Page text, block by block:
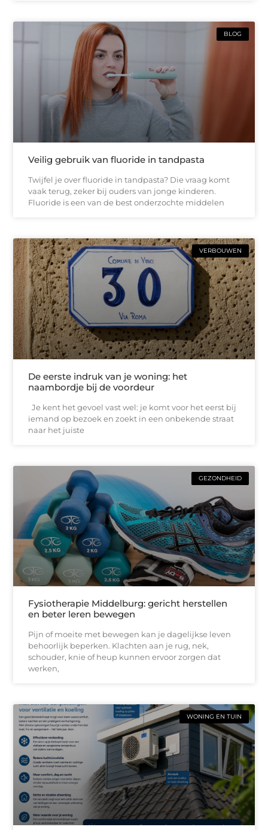
BLOG
Veilig gebruik van fluoride in tandpasta
Twijfel je over fluoride in tandpasta? Die vraag komt
vaak terug, zeker bij ouders van jonge kinderen.
Fluoride is een van de best onderzochte middelen
VERBOUWEN
De eerste indruk van je woning: het
naambordje bij de voordeur
Je kent het gevoel vast wel: je komt voor het eerst bij
iemand op bezoek en zoekt in een onbekende straat
naar het juiste
GEZONDHEID
Fysiotherapie Middelburg: gericht herstellen
en beter leren bewegen
Pijn of moeite met bewegen kan je dagelijkse leven
behoorlijk beperken. Klachten aan je rug, nek,
schouder, knie of heup kunnen ervoor zorgen dat
werken,
WONING EN TUIN